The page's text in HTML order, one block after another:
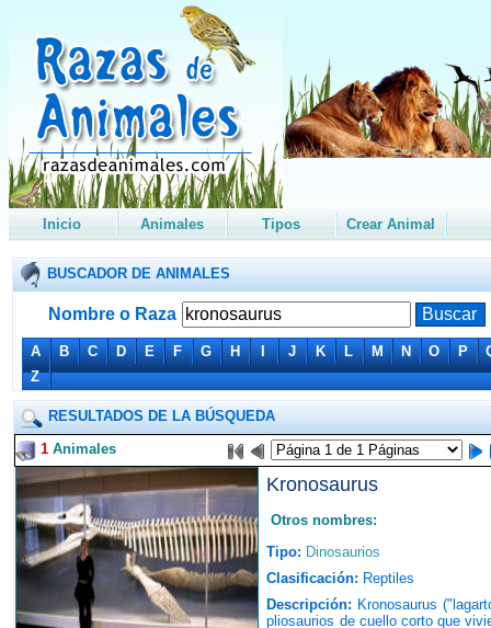
Inicio Animales Tipos Crear Animal
BUSCADOR DE ANIMALES
Nombre o Raza
A B C D E F G H I J K L M N O P
Z
RESULTADOS DE LA BÚSQUEDA
1 Animales
Kronosaurus
Otros nombres:
Tipo: Dinosaurios
Clasificación: Reptiles
Descripción: Kronosaurus
pliosaurios de cuello corto que